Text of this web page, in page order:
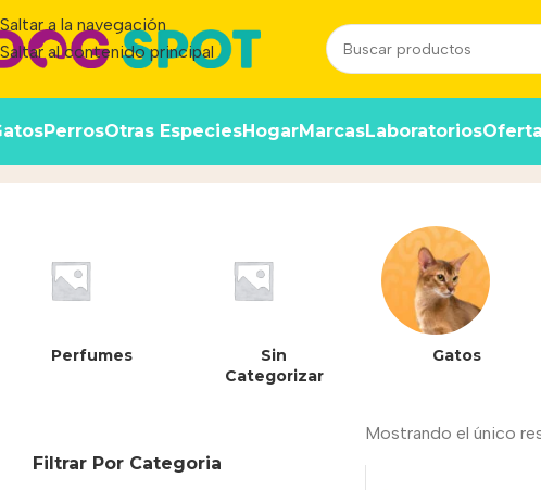
Saltar a la navegación
Saltar al contenido principal
PerrosOtras EspeciesHogarMarcasLaboratorios
7613287414120
Perfumes
Sin
Categorizar
Gatos
Filtrar Por Categoria
Mostrando el único